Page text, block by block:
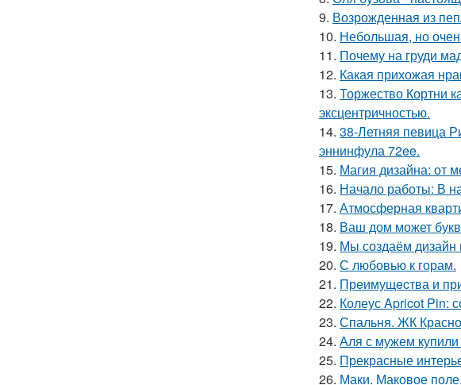
9. Возрожденная из
10. Небольшая, но
11. Почему на груди
12. Какая прихожая
13. Торжество Кортни
эксцентричностью.
14. 38-Летняя певица
эннинфула 72ee.
15. Магия дизайна: от
16. Начало работы: В
17. Атмосферная
18. Ваш дом может
19. Мы создаём дизайн
20. С любовью к горам.
21. Прeимущecтва и
22. Колеус Apricot Pin:
23. Спальня. ЖК
24. Аля с мужем купили
25. Прекрасные
26. Маки. Маковое поле.